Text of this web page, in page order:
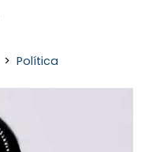
Política